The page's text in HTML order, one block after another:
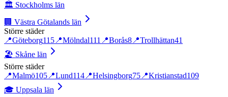
🏛️ Stockholms län
🏢 Västra Götalands län
Större städer
📍Göteborg115 📍Mölndal111 📍Borås8 📍Trollhättan41
🏖️ Skåne län
Större städer
📍Malmö105 📍Lund114 📍Helsingborg75 📍Kristianstad109
🎓 Uppsala län